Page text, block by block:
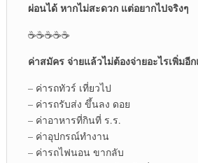
ผ่อนได้ หากไม่สะดวก แต่อยากไปจริงๆ
☕☕☕☕☕
ค่าสมัคร จ่ายแล้วไม่ต้องจ่ายอะไรเพิ่มอี
– ค่ารถทัวร์ เที่ยวไป
– ค่ารถรับส่ง ขึ้นลง ดอย
– ค่าอาหารที่กินที่ ร.ร.
– ค่าอุปกรณ์ทำงาน
– ค่ารถไฟนอน ขากลับ